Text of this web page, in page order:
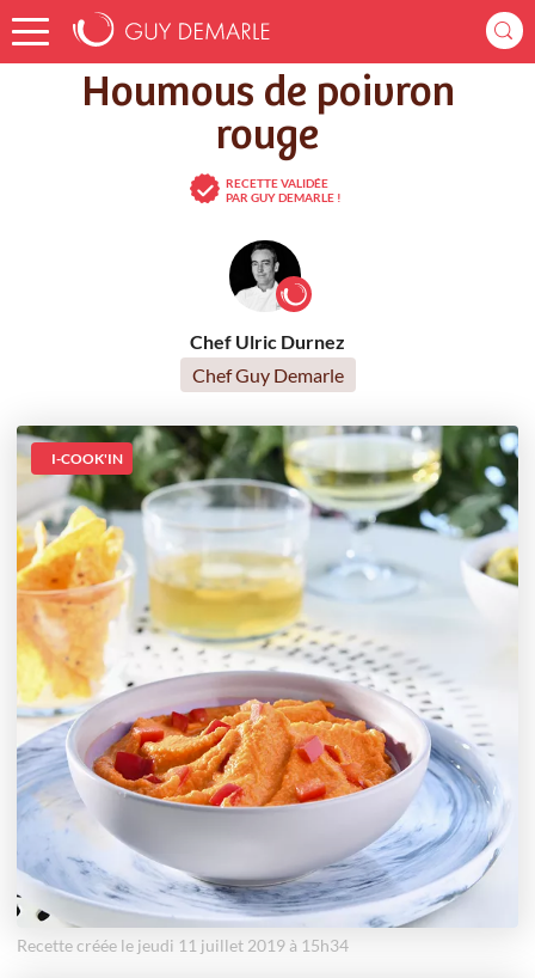
Accueil Recettes Houmous de poivron rouge
Houmous de poivron
rouge
RECETTE VALIDÉE
PAR GUY DEMARLE !
Chef Ulric Durnez
Chef Guy Demarle
I-COOK'IN
Recette créée le jeudi 11 juillet 2019 à 15h34